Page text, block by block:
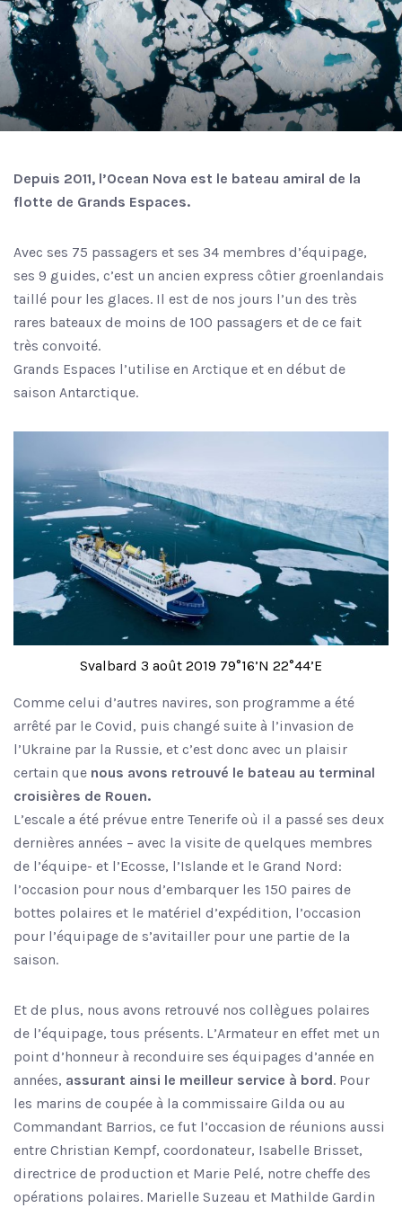
Depuis 2011, l’Ocean Nova est le bateau amiral de la
flotte de Grands Espaces.
Avec ses 75 passagers et ses 34 membres d’équipage,
ses 9 guides, c’est un ancien express côtier groenlandais
taillé pour les glaces. Il est de nos jours l’un des très
rares bateaux de moins de 100 passagers et de ce fait
très convoité.
Grands Espaces l’utilise en Arctique et en début de
saison Antarctique.
Svalbard 3 août 2019 79°16’N 22°44’E
Comme celui d’autres navires, son programme a été
arrêté par le Covid, puis changé suite à l’invasion de
l’Ukraine par la Russie, et c’est donc avec un plaisir
certain que nous avons retrouvé le bateau au terminal
croisières de Rouen.
L’escale a été prévue entre Tenerife où il a passé ses deux
dernières années – avec la visite de quelques membres
de l’équipe- et l’Ecosse, l’Islande et le Grand Nord:
l’occasion pour nous d’embarquer les 150 paires de
bottes polaires et le matériel d’expédition, l’occasion
pour l’équipage de s’avitailler pour une partie de la
saison.
Et de plus, nous avons retrouvé nos collègues polaires
de l’équipage, tous présents. L’Armateur en effet met un
point d’honneur à reconduire ses équipages d’année en
années, assurant ainsi le meilleur service à bord. Pour
les marins de coupée à la commissaire Gilda ou au
Commandant Barrios, ce fut l’occasion de réunions aussi
entre Christian Kempf, coordonateur, Isabelle Brisset,
directrice de production et Marie Pelé, notre cheffe des
opérations polaires. Marielle Suzeau et Mathilde Gardin